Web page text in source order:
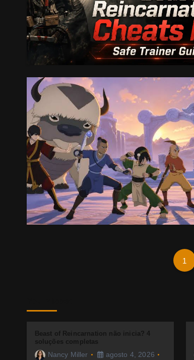
1
Beast of Reincarnation não inicia? 4
soluções completas
Nancy Miller agosto 4, 2026